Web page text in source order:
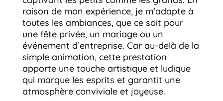
raison de mon expérience, je m’adapte à
toutes les ambiances, que ce soit pour
une fête privée, un mariage ou un
événement d’entreprise. Car au-delà de la
simple animation, cette prestation
apporte une touche artistique et ludique
qui marque les esprits et garantit une
atmosphère conviviale et joyeuse.